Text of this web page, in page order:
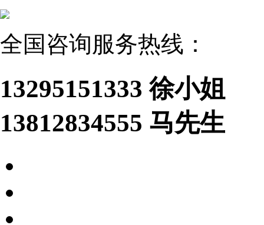
全国咨询服务热线：
13295151333 徐小姐
13812834555 马先生